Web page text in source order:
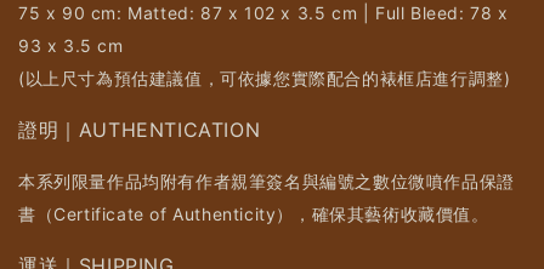
75 x 90 cm: Matted: 87 x 102 x 3.5 cm | Full Bleed: 78 x
93 x 3.5 cm
(以上尺寸為預估建議值，可依據您實際配合的裱框店進行調整)
證明｜AUTHENTICATION
本系列限量作品均附有作者親筆簽名與編號之數位微噴作品保證
書（Certificate of Authenticity），確保其藝術收藏價值。